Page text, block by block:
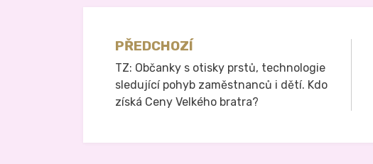
Navigace
pro
příspěvek
PŘEDCHOZÍ
TZ: Občanky s otisky prstů, technologie
sledující pohyb zaměstnanců i dětí. Kdo
získá Ceny Velkého bratra?